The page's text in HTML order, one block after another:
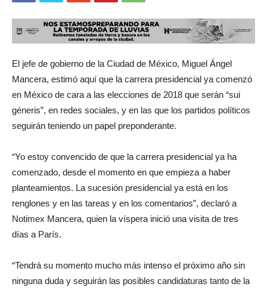
El jefe de gobierno de la Ciudad de México, Miguel Ángel
Mancera, estimó aquí que la carrera presidencial ya comenzó
en México de cara a las elecciones de 2018 que serán “sui
géneris”, en redes sociales, y en las que los partidos políticos
seguirán teniendo un papel preponderante.
“Yo estoy convencido de que la carrera presidencial ya ha
comenzado, desde el momento en que empieza a haber
planteamientos. La sucesión presidencial ya está en los
renglones y en las tareas y en los comentarios”, declaró a
Notimex Mancera, quien la víspera inició una visita de tres
días a París.
“Tendrá su momento mucho más intenso el próximo año sin
ninguna duda y seguirán las posibles candidaturas tanto de la